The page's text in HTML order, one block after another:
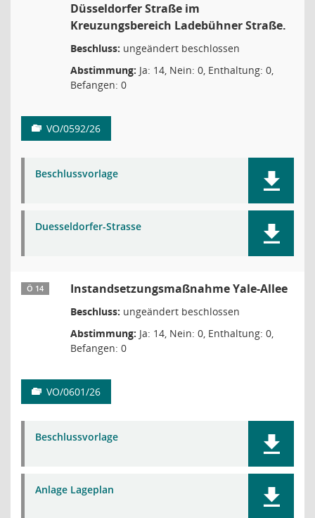
Düsseldorfer Straße im
Kreuzungsbereich Ladebühner Straße.
Beschluss: ungeändert beschlossen
Abstimmung: Ja: 14, Nein: 0, Enthaltung: 0,
Befangen: 0
VO/0592/26
Beschlussvorlage
Duesseldorfer-Strasse
Ö 14 Instandsetzungsmaßnahme Yale-Allee
Beschluss: ungeändert beschlossen
Abstimmung: Ja: 14, Nein: 0, Enthaltung: 0,
Befangen: 0
VO/0601/26
Beschlussvorlage
Anlage Lageplan